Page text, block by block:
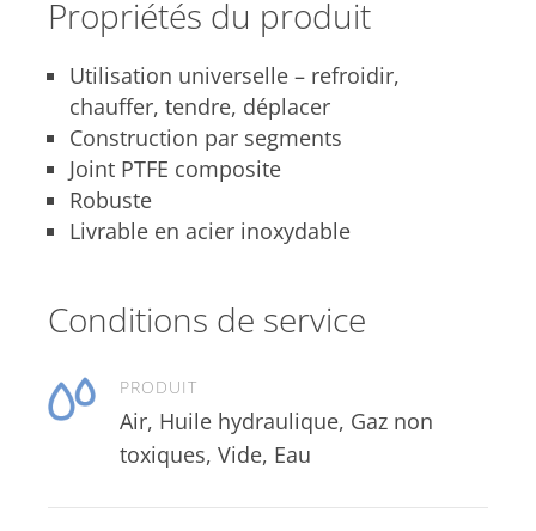
Conditions de service
PRODUIT
Air, Huile hydraulique, Gaz non
toxiques, Vide, Eau
Propriétés du produit
Utilisation universelle – refroidir,
chauffer, tendre, déplacer
Construction par segments
Joint PTFE composite
Robuste
Livrable en acier inoxydable